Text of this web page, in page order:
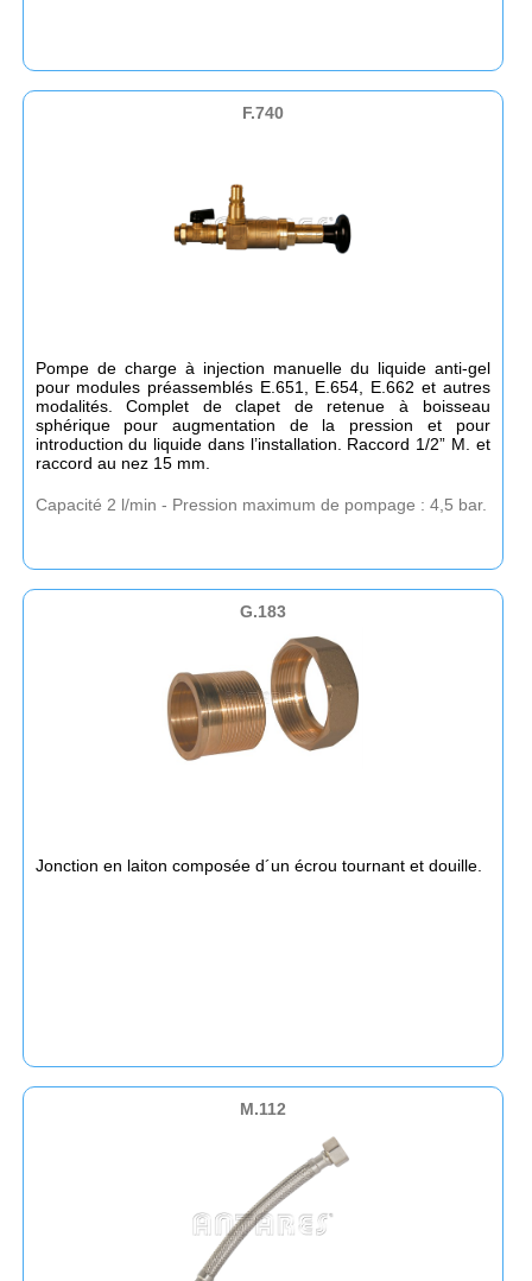
F.740
Pompe de charge à injection manuelle du liquide anti-gel
pour modules préassemblés E.651, E.654, E.662 et autres
modalités. Complet de clapet de retenue à boisseau
sphérique pour augmentation de la pression et pour
introduction du liquide dans l’installation. Raccord 1/2” M. et
raccord au nez 15 mm.
Capacité 2 l/min - Pression maximum de pompage : 4,5 bar.
G.183
Jonction en laiton composée d´un écrou tournant et douille.
M.112